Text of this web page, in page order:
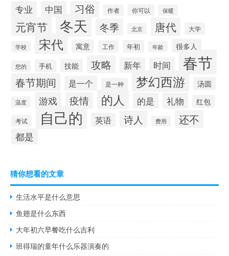
专业 中国 习俗 作者 你可以 保暖
元宵节 冬天 冬季 北京 唐代 大学
学校 宋代 寓意 工作 年初 年龄 很多人
您的 手机 技能 攻略 新年 时间 春节
春节期间 是一个 是一种 梦幻西游 汤圆
温度 游戏 疫情 的人 的是 礼物 红包
考试 自己的 英语 诗人 费用 还不
都是
猜你想看的文章
生活水平是什么意思
鱼翅是什么东西
大年初六早餐吃什么吉利
班得瑞的童年什么乐器演奏的